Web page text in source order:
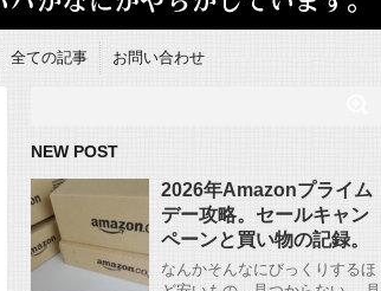
全ての記事 お問い合わせ
NEW POST
2026年Amazonプライム
デー攻略。セールキャン
ペーンと買い物の記録。
なんかそんなにびっくりするほ